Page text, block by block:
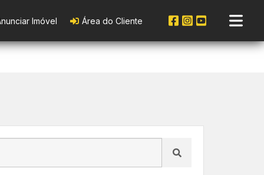
Imóvel Área do Cliente